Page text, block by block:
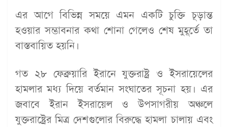
এর আগে বিভিন্ন সময়ে এমন একটি চুক্তি চূড়ান্ত
হওয়ার সম্ভাবনার কথা শোনা গেলেও শেষ মুহূর্তে তা
বাস্তবায়িত হয়নি।
গত ২৮ ফেব্রুয়ারি ইরানে যুক্তরাষ্ট্র ও ইসরায়েলের
হামলার মধ্য দিয়ে বর্তমান সংঘাতের সূচনা হয়। এর
জবাবে ইরান ইসরায়েল ও উপসাগরীয় অঞ্চলে
যুক্তরাষ্ট্রের মিত্র দেশগুলোর বিরুদ্ধে হামলা চালায় এবং